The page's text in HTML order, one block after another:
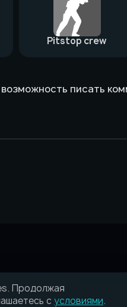
Pitstop crew
писать
Продолжая
с условиями.